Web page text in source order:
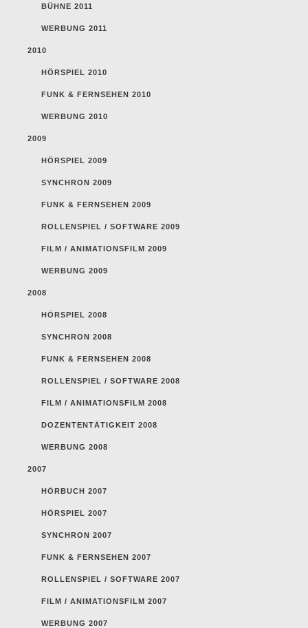
BÜHNE 2011
WERBUNG 2011
2010
HÖRSPIEL 2010
FUNK & FERNSEHEN 2010
WERBUNG 2010
2009
HÖRSPIEL 2009
SYNCHRON 2009
FUNK & FERNSEHEN 2009
ROLLENSPIEL / SOFTWARE 2009
FILM / ANIMATIONSFILM 2009
WERBUNG 2009
2008
HÖRSPIEL 2008
SYNCHRON 2008
FUNK & FERNSEHEN 2008
ROLLENSPIEL / SOFTWARE 2008
FILM / ANIMATIONSFILM 2008
DOZENTENTÄTIGKEIT 2008
WERBUNG 2008
2007
HÖRBUCH 2007
HÖRSPIEL 2007
SYNCHRON 2007
FUNK & FERNSEHEN 2007
ROLLENSPIEL / SOFTWARE 2007
FILM / ANIMATIONSFILM 2007
WERBUNG 2007